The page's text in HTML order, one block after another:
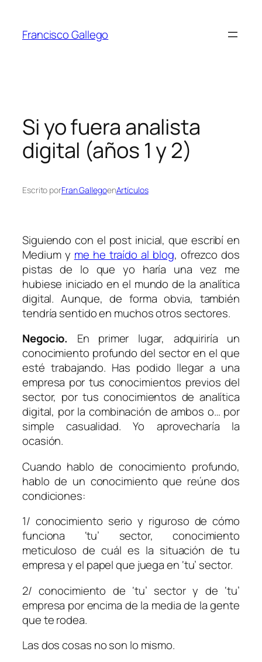
contenido
Francisco Gallego
Si yo fuera analista
digital (años 1 y 2)
Escrito porFran GallegoenArtículos
Siguiendo con el post inicial, que escribí en
Medium y me he traído al blog, ofrezco dos
pistas de lo que yo haría una vez me
hubiese iniciado en el mundo de la analítica
digital. Aunque, de forma obvia, también
tendría sentido en muchos otros sectores.
Negocio. En primer lugar, adquiriría un
conocimiento profundo del sector en el que
esté trabajando. Has podido llegar a una
empresa por tus conocimientos previos del
sector, por tus conocimientos de analítica
digital, por la combinación de ambos o… por
simple casualidad. Yo aprovecharía la
ocasión.
Cuando hablo de conocimiento profundo,
hablo de un conocimiento que reúne dos
condiciones:
1/ conocimiento serio y riguroso de cómo
funciona ‘tu’ sector, conocimiento
meticuloso de cuál es la situación de tu
empresa y el papel que juega en ‘tu’ sector.
2/ conocimiento de ‘tu’ sector y de ‘tu’
empresa por encima de la media de la gente
que te rodea.
Las dos cosas no son lo mismo.